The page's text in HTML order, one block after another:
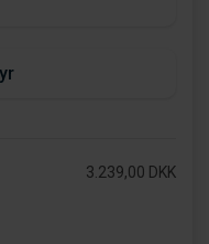
3.239,00 DKK